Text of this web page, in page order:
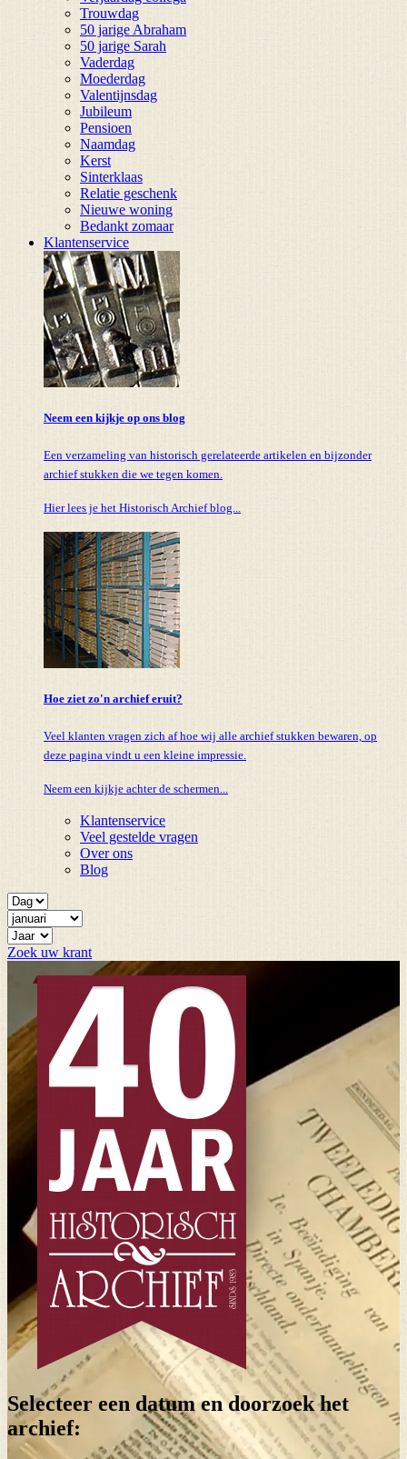
Trouwdag
50 jarige Abraham
50 jarige Sarah
Vaderdag
Moederdag
Valentijnsdag
Jubileum
Pensioen
Naamdag
Kerst
Sinterklaas
Relatie geschenk
Nieuwe woning
Bedankt zomaar
Klantenservice
Neem een kijkje op ons blog
Een verzameling van historisch gerelateerde artikelen en bijzonder
archief stukken die we tegen komen.
Hier lees je het Historisch Archief blog...
Hoe ziet zo'n archief eruit?
Veel klanten vragen zich af hoe wij alle archief stukken bewaren, op
deze pagina vindt u een kleine impressie.
Neem een kijkje achter de schermen...
Klantenservice
Veel gestelde vragen
Over ons
Blog
Zoek uw krant
Selecteer een datum en doorzoek het
archief: